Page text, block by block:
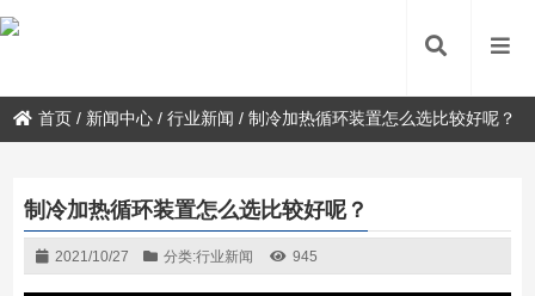
首页 / 新闻中心 /行业新闻 /制冷加热循环装置怎么选比较好呢？
制冷加热循环装置怎么选比较好呢？
2021/10/27 分类:行业新闻 945